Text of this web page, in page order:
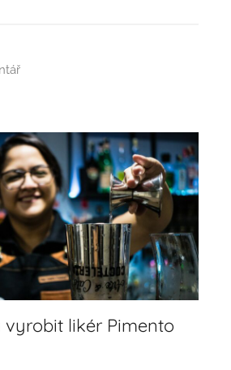
likér Pimento